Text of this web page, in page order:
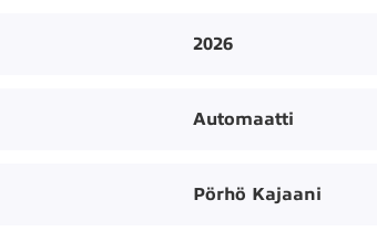
2026
Automaatti
Pörhö Kajaani